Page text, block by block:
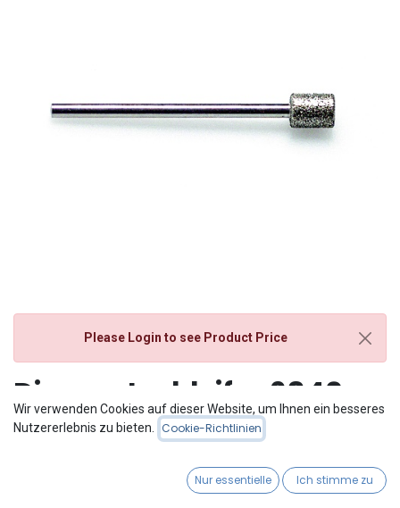
Please Login to see Product Price
Diamantschleifer 6840
Wir verwenden Cookies auf dieser Website, um Ihnen ein besseres
Nutzererlebnis zu bieten.
Cookie-Richtlinien
Nur essentielle Ich stimme zu